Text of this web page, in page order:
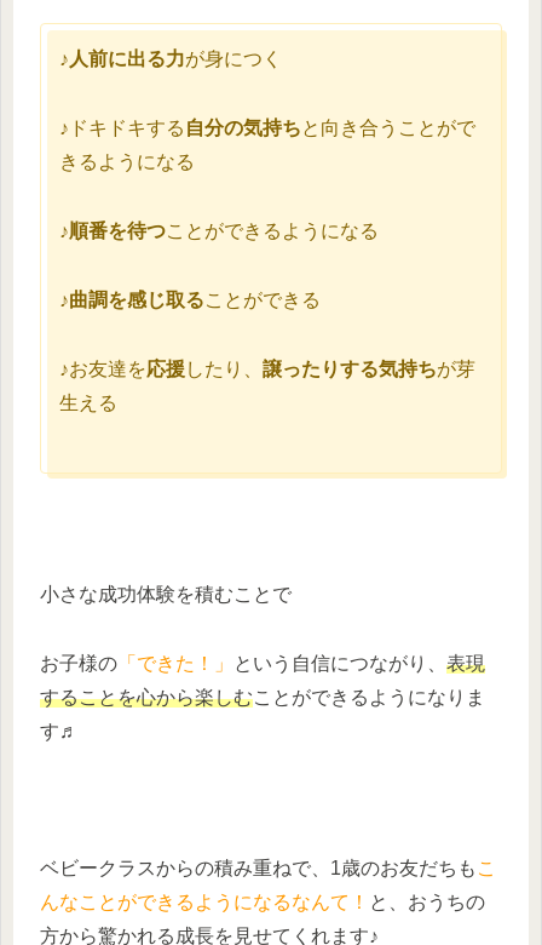
♪人前に出る力が身につく
♪ドキドキする 自分の気持ちと向き合うことがで
きるようになる
♪順番を待つことができるようになる
♪曲調を感じ取ることができる
♪お友達を応援したり、 譲ったりする気持ちが芽
生える
小さな成功体験を積むことで
お子様の 「できた！」 という自信につながり、 表現
することを心から楽しむことができるようになりま
す♬
ベビークラスからの積み重ねで、1歳のお友だちも こ
んなことができるようになるなんて！ と、おうちの
方から驚かれる成長を見せてくれます♪